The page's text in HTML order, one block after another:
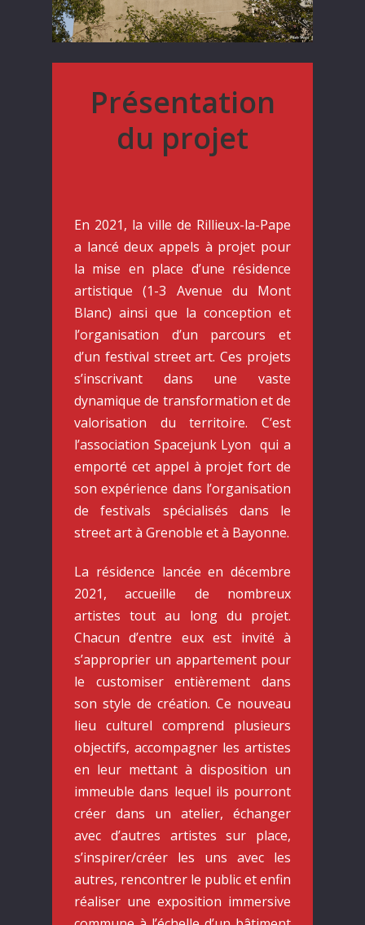
Présentation
du projet
En 2021, la ville de Rillieux-la-Pape
a lancé deux appels à projet pour
la mise en place d’une résidence
artistique (1-3 Avenue du Mont
Blanc) ainsi que la conception et
l’organisation d’un parcours et
d’un festival street art. Ces projets
s’inscrivant dans une vaste
dynamique de transformation et de
valorisation du territoire. C’est
l’association Spacejunk Lyon qui a
emporté cet appel à projet fort de
son expérience dans l’organisation
de festivals spécialisés dans le
street art à Grenoble et à Bayonne.
La résidence lancée en décembre
2021, accueille de nombreux
artistes tout au long du projet.
Chacun d’entre eux est invité à
s’approprier un appartement pour
le customiser entièrement dans
son style de création. Ce nouveau
lieu culturel comprend plusieurs
objectifs, accompagner les artistes
en leur mettant à disposition un
immeuble dans lequel ils pourront
créer dans un atelier, échanger
avec d’autres artistes sur place,
s’inspirer/créer les uns avec les
autres, rencontrer le public et enfin
réaliser une exposition immersive